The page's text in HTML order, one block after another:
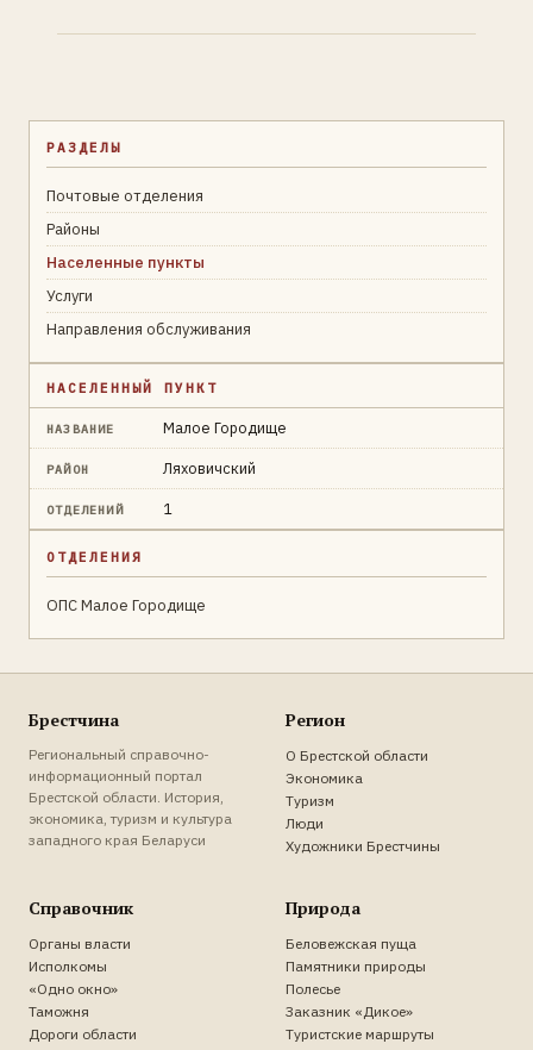
РАЗДЕЛЫ
Почтовые отделения
Районы
Населенные пункты
Услуги
Направления обслуживания
НАСЕЛЕННЫЙ ПУНКТ
НАЗВАНИЕ Малое Городище
РАЙОН Ляховичский
ОТДЕЛЕНИЙ 1
ОТДЕЛЕНИЯ
ОПС Малое Городище
Брестчина
Региональный справочно-
информационный портал
Брестской области. История,
экономика, туризм и культура
западного края Беларуси
Регион
О Брестской области
Экономика
Туризм
Люди
Художники Брестчины
Справочник
Органы власти
Исполкомы
«Одно окно»
Таможня
Дороги области
Природа
Беловежская пуща
Памятники природы
Полесье
Заказник «Дикое»
Туристские маршруты